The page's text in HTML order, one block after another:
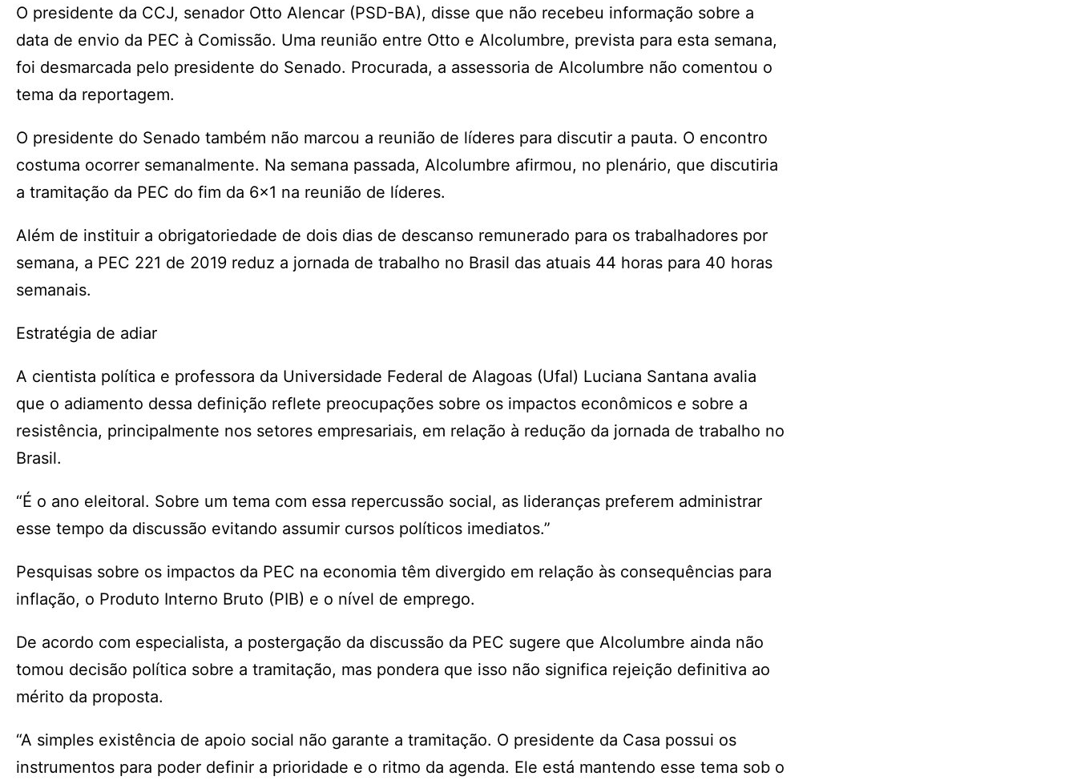
O presidente da CCJ, senador Otto Alencar (PSD-BA), disse que não recebeu informação sobre a
data de envio da PEC à Comissão. Uma reunião entre Otto e Alcolumbre, prevista para esta semana,
foi desmarcada pelo presidente do Senado. Procurada, a assessoria de Alcolumbre não comentou o
tema da reportagem.
O presidente do Senado também não marcou a reunião de líderes para discutir a pauta. O encontro
costuma ocorrer semanalmente. Na semana passada, Alcolumbre afirmou, no plenário, que discutiria
a tramitação da PEC do fim da 6×1 na reunião de líderes.
Além de instituir a obrigatoriedade de dois dias de descanso remunerado para os trabalhadores por
semana, a PEC 221 de 2019 reduz a jornada de trabalho no Brasil das atuais 44 horas para 40 horas
semanais.
Estratégia de adiar
A cientista política e professora da Universidade Federal de Alagoas (Ufal) Luciana Santana avalia
que o adiamento dessa definição reflete preocupações sobre os impactos econômicos e sobre a
resistência, principalmente nos setores empresariais, em relação à redução da jornada de trabalho no
Brasil.
“É o ano eleitoral. Sobre um tema com essa repercussão social, as lideranças preferem administrar
esse tempo da discussão evitando assumir cursos políticos imediatos.”
Pesquisas sobre os impactos da PEC na economia têm divergido em relação às consequências para
inflação, o Produto Interno Bruto (PIB) e o nível de emprego.
De acordo com especialista, a postergação da discussão da PEC sugere que Alcolumbre ainda não
tomou decisão política sobre a tramitação, mas pondera que isso não significa rejeição definitiva ao
mérito da proposta.
“A simples existência de apoio social não garante a tramitação. O presidente da Casa possui os
instrumentos para poder definir a prioridade e o ritmo da agenda. Ele está mantendo esse tema sob o